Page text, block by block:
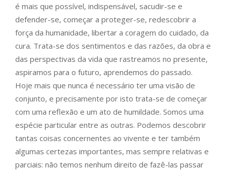
é mais que possível, indispensável, sacudir-se e
defender-se, começar a proteger-se, redescobrir a
força da humanidade, libertar a coragem do cuidado, da
cura. Trata-se dos sentimentos e das razões, da obra e
das perspectivas da vida que rastreamos no presente,
aspiramos para o futuro, aprendemos do passado.
Hoje mais que nunca é necessário ter uma visão de
conjunto, e precisamente por isto trata-se de começar
com uma reflexão e um ato de humildade. Somos uma
espécie particular entre as outras. Podemos descobrir
tantas coisas concernentes ao vivente e ter também
algumas certezas importantes, mas sempre relativas e
parciais: não temos nenhum direito de fazê-las passar